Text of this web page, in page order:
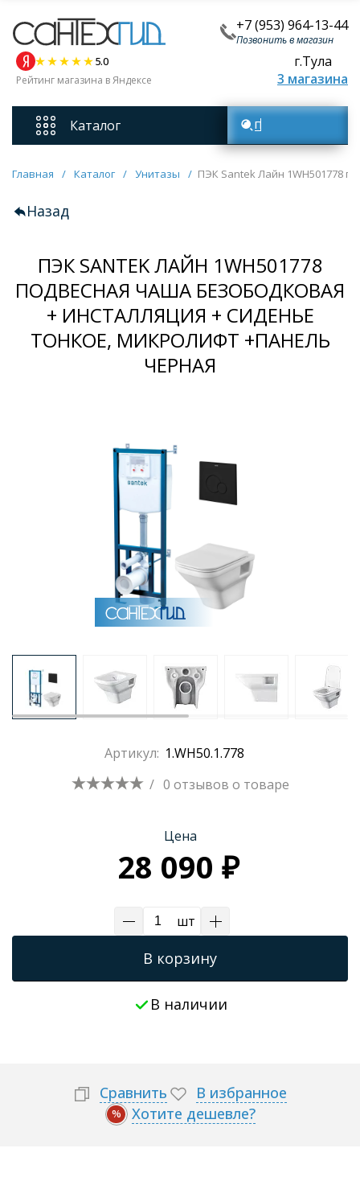
+7 (953) 964-13-44
Позвонить в магазин
5.0
Рейтинг магазина в Яндексе
г.Тула
3 магазина
Каталог
Смесители
Унитазы
Мебель для ванных комнат
Ванны
Кухонные мойки
Душевые кабины
Полотенцесушители
Аксессуары для ванных комнат
Зеркала
Душевые уголки и ограждения
Поиск товаров
Главная / Каталог / Унитазы / ПЭК Santek Лайн 1WH501778
Назад
ПЭК SANTEK ЛАЙН 1WH501778
ПОДВЕСНАЯ ЧАША БЕЗОБОДКОВАЯ
+ ИНСТАЛЛЯЦИЯ + СИДЕНЬЕ
ТОНКОЕ, МИКРОЛИФТ +ПАНЕЛЬ
ЧЕРНАЯ
Артикул: 1.WH50.1.778
/ 0 отзывов о товаре
Цена
28 090 ₽
шт
В корзину
В наличии
Сравнить В избранное
% Хотите дешевле?